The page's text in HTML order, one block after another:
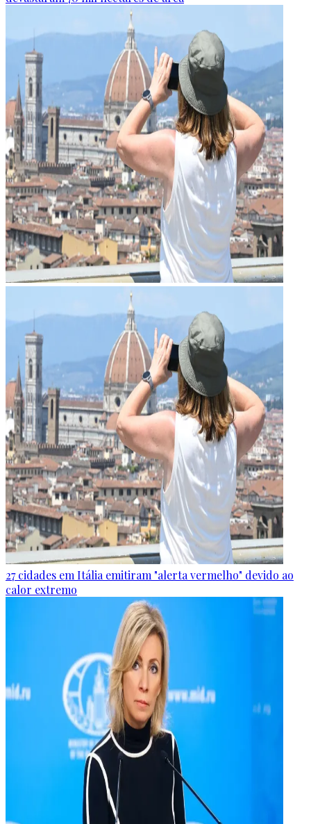
27 cidades em Itália emitiram "alerta vermelho" devido ao
calor extremo